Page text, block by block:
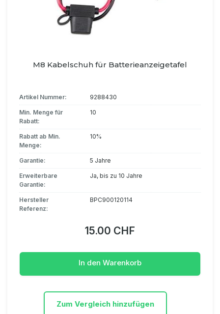
M8 Kabelschuh für Batterieanzeigetafel
Artikel Nummer: 9288430
Min. Menge für
Rabatt:
10
Rabatt ab Min.
Menge:
10%
Garantie: 5 Jahre
Erweiterbare
Garantie:
Ja, bis zu 10 Jahre
Hersteller
Referenz:
BPC900120114
15.00 CHF
In den Warenkorb
Zum Vergleich hinzufügen